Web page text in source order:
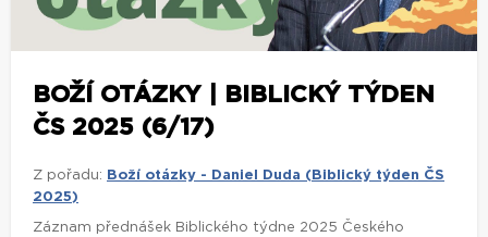
BOŽÍ OTÁZKY | BIBLICKÝ TÝDEN
ČS 2025 (6/17)
Z pořadu:
Boží otázky - Daniel Duda (Biblický týden ČS
2025)
Záznam přednášek Biblického týdne 2025 Českého